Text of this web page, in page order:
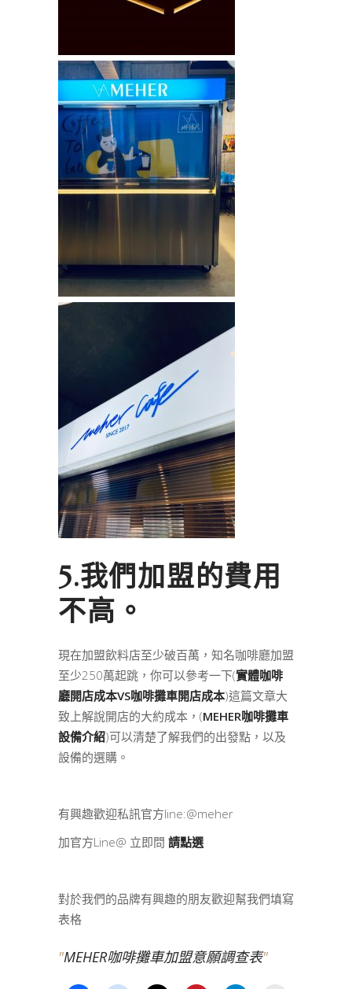
5.我們加盟的費用
不高。
現在加盟飲料店至少破百萬，知名咖啡廳加盟
至少250萬起跳，你可以參考一下(實體咖啡
廳開店成本VS咖啡攤車開店成本)這篇文章大
致上解說開店的大約成本，(MEHER咖啡攤車
設備介紹)可以清楚了解我們的出發點，以及
設備的選購。
有興趣歡迎私訊官方line:@meher
加官方Line@ 立即問 請點選
對於我們的品牌有興趣的朋友歡迎幫我們填寫
表格
MEHER咖啡攤車加盟意願調查表